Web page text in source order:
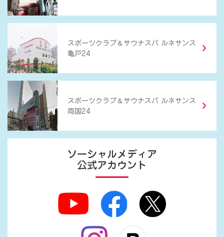
スポーツクラブ ＆ サウナスパ ルネサンス
亀戸24
スポーツクラブ ＆ サウナスパ ルネサンス
両国24
ソーシャルメディア
公式アカウント